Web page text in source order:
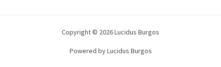
Copyright © 2026 Lucidus Burgos
Powered by Lucidus Burgos